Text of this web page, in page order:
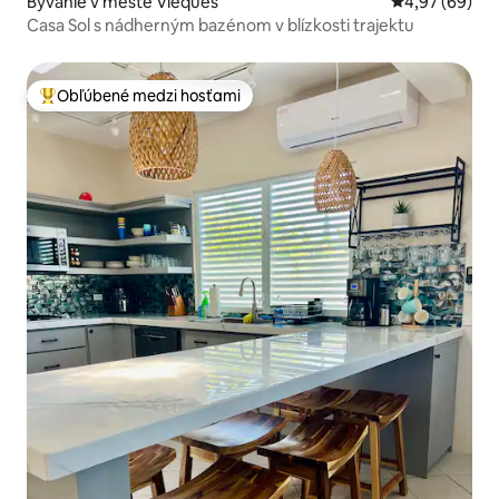
Casa Sol s nádherným bazénom v blízkosti trajektu
Najobľúbenejšie medzi hosťami
Obľúbené medzi hosťami